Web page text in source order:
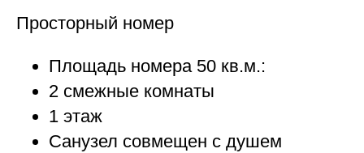
Просторный номер
Площадь номера 50 кв.м.:
2 смежные комнаты
1 этаж
Санузел совмещен с душем